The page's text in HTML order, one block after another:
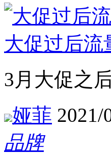
大促过后流
3月大促之
娅菲 2021/
品牌